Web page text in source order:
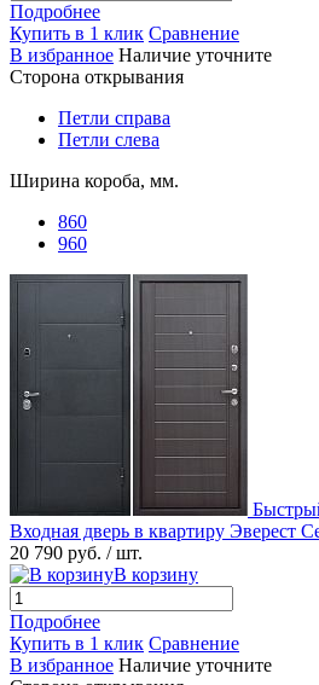
Подробнее
Купить в 1 клик Сравнение
В избранное Наличие уточните
Сторона открывания
Петли справа
Петли слева
Ширина короба, мм.
860
960
Входная дверь в квартиру
20 790 руб. / шт.
В корзину
Подробнее
Купить в 1 клик Сравнение
В избранное Наличие уточните